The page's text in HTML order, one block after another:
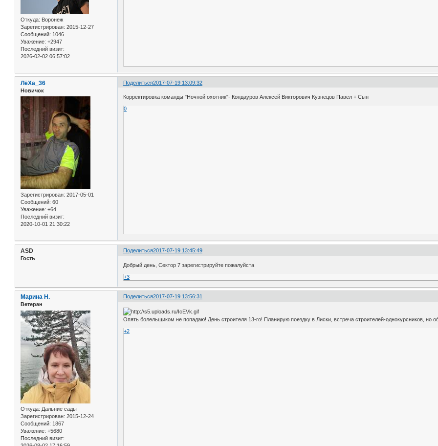
Откуда: Воронеж
Зарегистрирован: 2015-12-27
Сообщений: 1046
Уважение: +2947
Последний визит:
2026-02-02 06:57:02
Поделиться2017-07-19 13:09:32
ЛёХа_36
Новичок
Зарегистрирован: 2017-05-01
Сообщений: 60
Уважение: +64
Последний визит:
2020-10-01 21:30:22
Корректировка команды "Ночной охотник"- Кондауров Алексей Викторович Кузнецов Павел + Сын
0
Поделиться2017-07-19 13:45:49
ASD
Гость
Добрый день, Сектор 7 зарегистрируйте пожалуйста
+3
Поделиться2017-07-19 13:56:31
Марина Н.
Ветеран
Откуда: Дальние сады
Зарегистрирован: 2015-12-24
Сообщений: 1867
Уважение: +5680
Последний визит:
Опять болельщиком не попадаю! День строителя 13-го! Планирую поездку в Лиски, встреча строителей-однокурсников, но
+2